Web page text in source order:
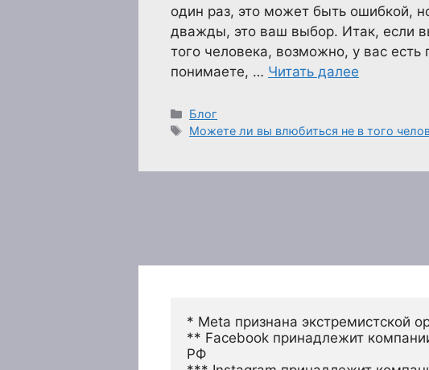
один раз, это может быть ошибкой,
дважды, это ваш выбор. Итак, если
того человека, возможно, у вас есть
понимаете, … Читать далее
Рубрики
Блог
Метки
Можете ли вы влюбиться не в того
* Meta признана экстремистской
** Facebook принадлежит
РФ